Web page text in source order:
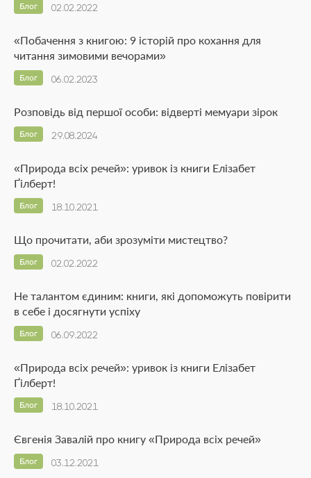
02.02.2022
Блог
«Побачення з книгою: 9 історій про кохання для
читання зимовими вечорами»
06.02.2023
Блог
Розповідь від першої особи: відверті мемуари зірок
29.08.2024
Блог
«Природа всіх речей»: уривок із книги Елізабет
Ґілберт!
18.10.2021
Блог
Що прочитати, аби зрозуміти мистецтво?
02.02.2022
Блог
Не талантом єдиним: книги, які допоможуть повірити
в себе і досягнути успіху
06.09.2022
Блог
«Природа всіх речей»: уривок із книги Елізабет
Ґілберт!
18.10.2021
Блог
Євгенія Завалій про книгу «Природа всіх речей»
03.12.2021
Блог